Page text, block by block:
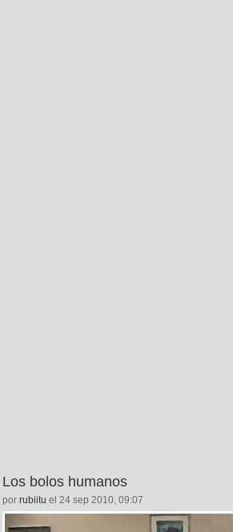
Los bolos humanos
por rubiitu el 24 sep 2010, 09:07